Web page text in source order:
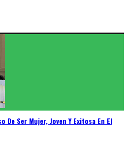
De Ser Mujer, Joven Y Exitosa En El